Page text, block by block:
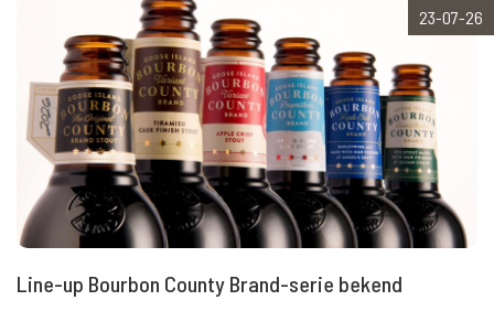
23-07-26
Line-up Bourbon County Brand-serie bekend